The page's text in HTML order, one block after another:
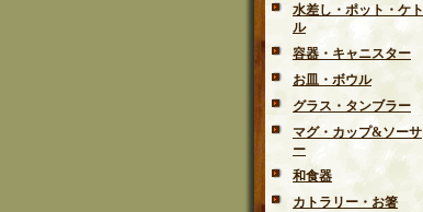
水差し・ポット・ケト
ル
容器・キャニスター
お皿・ボウル
グラス・タンブラー
マグ・カップ&ソーサ
ー
和食器
カトラリー・お箸